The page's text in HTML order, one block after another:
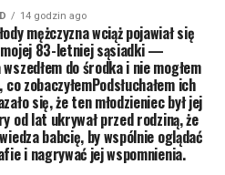
14 godzin ago
mężczyzna wciąż pojawiał się
mojej 83-letniej sąsiadki —
do środka i nie mogłem
zobaczyłemPodsłuchałem ich
się, że ten młodzieniec był jej
od lat ukrywał przed rodziną, że
babcię, by wspólnie oglądać
i nagrywać jej wspomnienia.